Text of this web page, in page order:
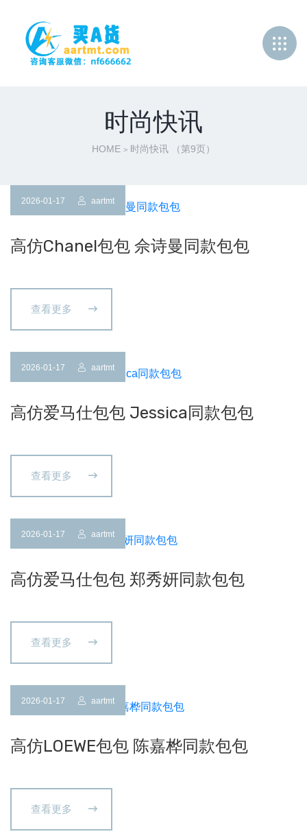
时尚快讯
HOME > 时尚快讯 （第9页）
2026-01-17 aartmt
高仿Chanel包包 佘诗曼同款包包
查看更多
2026-01-17 aartmt
高仿爱马仕包包 Jessica同款包包
查看更多
2026-01-17 aartmt
高仿爱马仕包包 郑秀妍同款包包
查看更多
2026-01-17 aartmt
高仿LOEWE包包 陈嘉桦同款包包
查看更多